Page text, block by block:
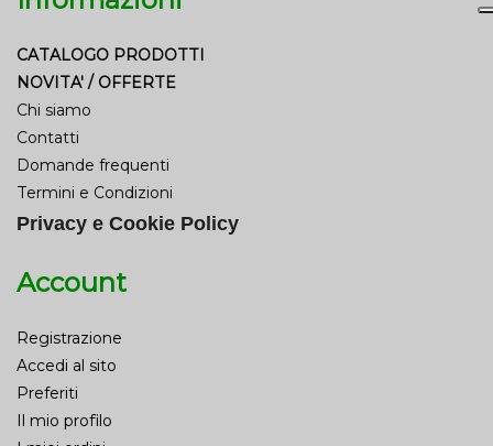
CATALOGO PRODOTTI
NOVITA' / OFFERTE
Chi siamo
Contatti
Domande frequenti
Termini e Condizioni
Privacy e Cookie Policy
Account
Registrazione
Accedi al sito
Preferiti
Il mio profilo